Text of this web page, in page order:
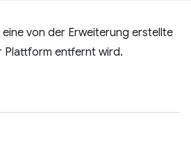
von der Erweiterung erstellte
Plattform entfernt wird.